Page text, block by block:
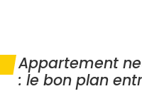
Appartement
: le bon plan